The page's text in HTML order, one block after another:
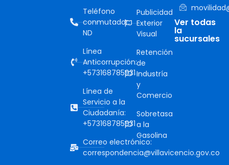
Teléfono
conmutador:
ND
Línea
Anticorrupción:
+573168785931
Línea de
Servicio a la
Ciudadanía:
+573168785931
Correo electrónico:
correspondencia@villavicencio.gov.co
Publicidad
Exterior
Visual
Retención
de
Industría
y
Comercio
Sobretasa
a la
Gasolina
Ver todas
la
sucursales